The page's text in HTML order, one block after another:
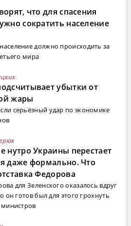
что для спасения
сократить население
должно происходить за
мира
убытки от
жары
серьёзный удар по экономике
нутро Украины перестает
даже формально. Что
Федорова
для Зеленского оказалось вдруг
он готов был для этого грохнуть
министров